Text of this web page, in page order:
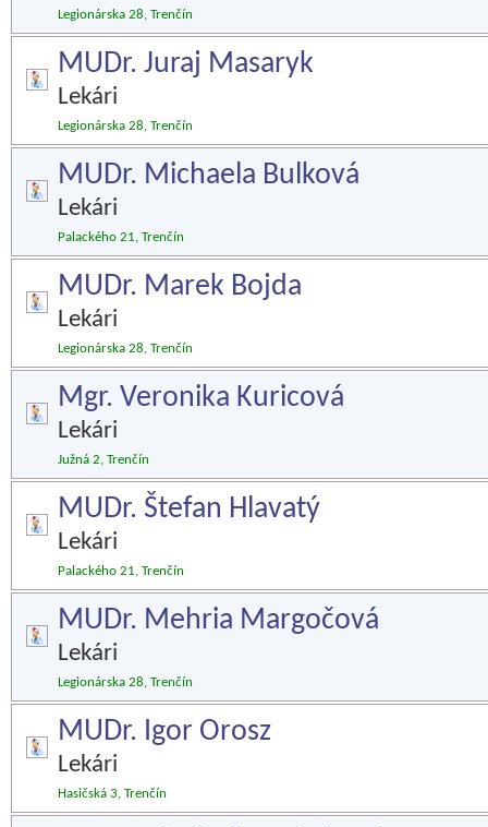
Legionárska 28, Trenčín
MUDr. Juraj Masaryk
Lekári
Legionárska 28, Trenčín
MUDr. Michaela Bulková
Lekári
Palackého 21, Trenčín
MUDr. Marek Bojda
Lekári
Legionárska 28, Trenčín
Mgr. Veronika Kuricová
Lekári
Južná 2, Trenčín
MUDr. Štefan Hlavatý
Lekári
Palackého 21, Trenčín
MUDr. Mehria Margočová
Lekári
Legionárska 28, Trenčín
MUDr. Igor Orosz
Lekári
Hasičská 3, Trenčín